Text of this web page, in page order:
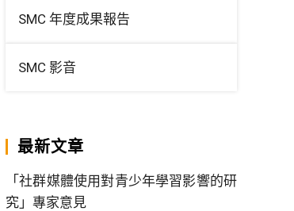
SMC 年度成果報告
SMC 影音
最新文章
「社群媒體使用對青少年學習影響的研
究」專家意見